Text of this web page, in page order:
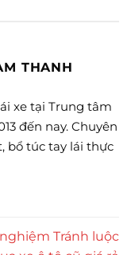
THANH
xe tại Trung tâm
đến nay. Chuyên
bổ túc tay lái thực
Tránh luộc